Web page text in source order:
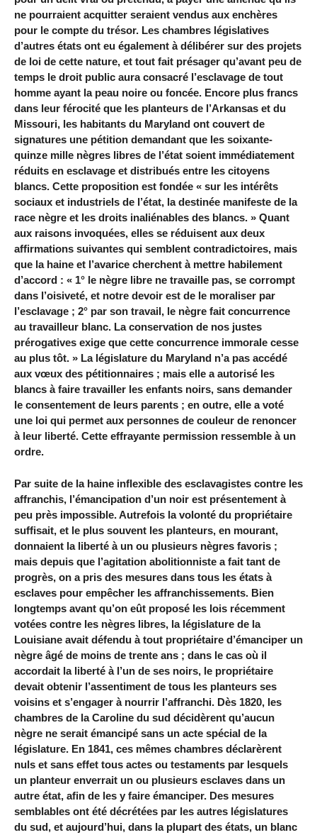
ne pourraient acquitter seraient vendus aux enchères
pour le compte du trésor. Les chambres législatives
d’autres états ont eu également à délibérer sur des projets
de loi de cette nature, et tout fait présager qu’avant peu de
temps le droit public aura consacré l’esclavage de tout
homme ayant la peau noire ou foncée. Encore plus francs
dans leur férocité que les planteurs de l’Arkansas et du
Missouri, les habitants du Maryland ont couvert de
signatures une pétition demandant que les soixante-
quinze mille nègres libres de l’état soient immédiatement
réduits en esclavage et distribués entre les citoyens
blancs. Cette proposition est fondée « sur les intérêts
sociaux et industriels de l’état, la destinée manifeste de la
race nègre et les droits inaliénables des blancs. » Quant
aux raisons invoquées, elles se réduisent aux deux
affirmations suivantes qui semblent contradictoires, mais
que la haine et l’avarice cherchent à mettre habilement
d’accord : « 1° le nègre libre ne travaille pas, se corrompt
dans l’oisiveté, et notre devoir est de le moraliser par
l’esclavage ; 2° par son travail, le nègre fait concurrence
au travailleur blanc. La conservation de nos justes
prérogatives exige que cette concurrence immorale cesse
au plus tôt. » La législature du Maryland n’a pas accédé
aux vœux des pétitionnaires ; mais elle a autorisé les
blancs à faire travailler les enfants noirs, sans demander
le consentement de leurs parents ; en outre, elle a voté
une loi qui permet aux personnes de couleur de renoncer
à leur liberté. Cette effrayante permission ressemble à un
ordre.
Par suite de la haine inflexible des esclavagistes contre les
affranchis, l’émancipation d’un noir est présentement à
peu près impossible. Autrefois la volonté du propriétaire
suffisait, et le plus souvent les planteurs, en mourant,
donnaient la liberté à un ou plusieurs nègres favoris ;
mais depuis que l’agitation abolitionniste a fait tant de
progrès, on a pris des mesures dans tous les états à
esclaves pour empêcher les affranchissements. Bien
longtemps avant qu’on eût proposé les lois récemment
votées contre les nègres libres, la législature de la
Louisiane avait défendu à tout propriétaire d’émanciper un
nègre âgé de moins de trente ans ; dans le cas où il
accordait la liberté à l’un de ses noirs, le propriétaire
devait obtenir l’assentiment de tous les planteurs ses
voisins et s’engager à nourrir l’affranchi. Dès 1820, les
chambres de la Caroline du sud décidèrent qu’aucun
nègre ne serait émancipé sans un acte spécial de la
législature. En 1841, ces mêmes chambres déclarèrent
nuls et sans effet tous actes ou testaments par lesquels
un planteur enverrait un ou plusieurs esclaves dans un
autre état, afin de les y faire émanciper. Des mesures
semblables ont été décrétées par les autres législatures
du sud, et aujourd’hui, dans la plupart des états, un blanc